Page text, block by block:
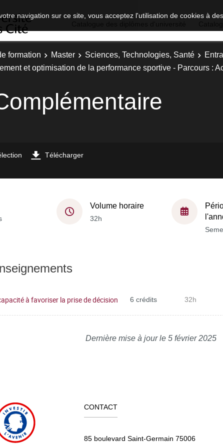
navigation sur ce site, vous acceptez l'utilisation de cookies à
formation Master Sciences, Technologies, Santé
et optimisation de la performance sportive - Parcours :
Télécharger
Volume horaire
32h
à favoriser la prise de décision 6 crédits 32h
Dernière mise à jour le 5 février 2025
CONTACT
85 boulevard Saint-Germain 75006